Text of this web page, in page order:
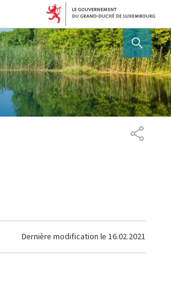
AFFICHER / MASQUER
Dernière modification le 16.02.2021